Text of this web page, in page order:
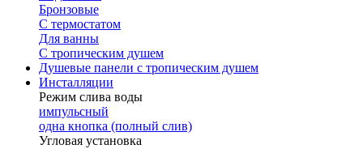
Бронзовые
С термостатом
Для ванны
С тропическим душем
Душевые панели с тропическим душем
Инсталляции
Режим слива воды
импульсный
одна кнопка (полный слив)
Угловая установка